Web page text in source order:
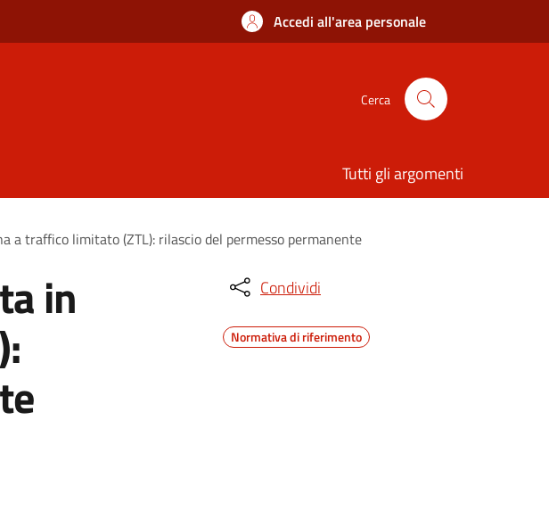
Accedi all'area personale
Cerca
Tutti gli argomenti
a traffico limitato (ZTL): rilascio del permesso permanente
in Condividi
Normativa di riferimento